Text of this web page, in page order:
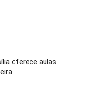
oferece aulas